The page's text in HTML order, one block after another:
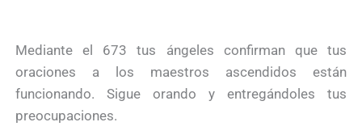
Mediante el 673 tus ángeles confirman que tus
oraciones a los maestros ascendidos están
funcionando. Sigue orando y entregándoles tus
preocupaciones.